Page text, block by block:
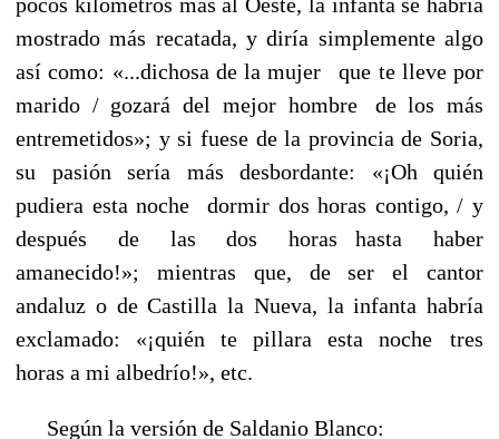
mostrado más recatada, y diría simplemente algo
así como: «...dichosa de la mujer ----que te lleve por
marido / gozará del mejor hombre---- de los más
entremetidos»; y si fuese de la provincia de Soria,
su pasión sería más desbordante: «¡Oh quién
pudiera esta noche ----dormir dos horas contigo, / y
después de las dos horas
hasta haber
amanecido!»; mientras que, de ser el cantor
andaluz o de Castilla la Nueva, la infanta habría
exclamado: «¡quién te pillara esta noche
tres
horas a mi albedrío!», etc.
Según la versión de Saldanio Blanco: